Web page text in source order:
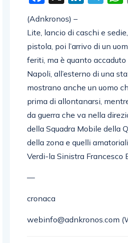
(Adnkronos) –
Lite, lancio di caschi e
pistola, poi l’arrivo di un
feriti, ma è quanto
Napoli, all’esterno di una
mostrano anche un uomo
prima di allontanarsi,
da guerra che va nella
della Squadra Mobile della
della zona e quelli
Verdi-la Sinistra Francesco
—
cronaca
webinfo@adnkronos.com